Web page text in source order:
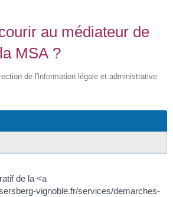
au médiateur de
MSA ?
de l'information légale et administrative
de la <a
vignoble.fr/services/demarches-